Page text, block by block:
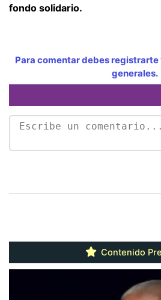
fondo solidario.
Para comentar debes
generales.
Contenido